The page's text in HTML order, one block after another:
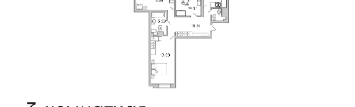
Объект месяца